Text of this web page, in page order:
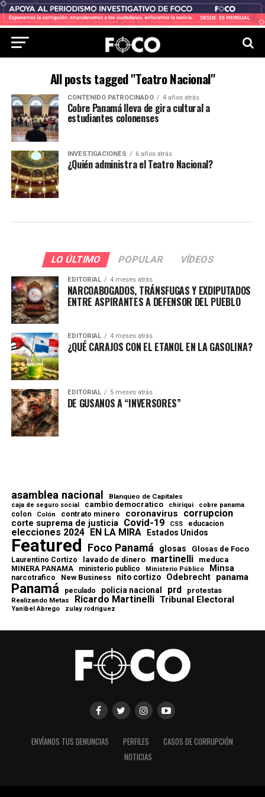
All posts tagged "Teatro Nacional"
CONTENIDO PATROCINADO 4 años atrás
Cobre Panamá lleva de gira cultural a
estudiantes colonenses
INVESTIGACIONES 6 años atrás
¿Quién administra el Teatro Nacional?
LO ÚLTIMO POPULAR VÍDEOS
EDITORIAL 4 meses atrás
NARCOABOGADOS, TRÁNSFUGAS Y EXDIPUTADOS
ENTRE ASPIRANTES A DEFENSOR DEL PUEBLO
EDITORIAL 4 meses atrás
¿QUÉ CARAJOS CON EL ETANOL EN LA GASOLINA?
EDITORIAL 5 meses atrás
DE GUSANOS A “INVERSORES”
asamblea nacional Blanqueo de Capitales
caja de seguro social cambio democratico chiriqui cobre panama
colon Colón contrato minero coronavirus corrupcion
corte suprema de justicia Covid-19 CSS educacion
elecciones 2024 EN LA MIRA Estados Unidos
Featured Foco Panamá glosas Glosas de Foco
Laurentino Cortizo lavado de dinero martinelli meduca
MINERA PANAMA ministerio publico Ministerio Público Minsa
narcotrafico New Business nito cortizo Odebrecht panama
Panamá peculado policia nacional prd protestas
Realizando Metas Ricardo Martinelli Tribunal Electoral
Yanibel Abrego zulay rodriguez
ENVÍANOS TUS DENUNCIAS PERFILES
CASOS DE CORRUPCIÓN
NOTICIAS